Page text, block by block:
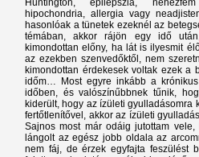
Huntington, epilepszia,
hipochondria, allergia vagy
hasonlóak a tünetek ezeknél az
témában, akkor rájön egy idő
kimondottan előny, ha lát is ilyesmit
az ezekben szenvedőktől, nem
kimondottan érdekesek voltak ezek a
időm… Most egyre inkább a
időben, és valószínűbbnek tűnik,
kiderült, hogy az ízületi gyulladásomra
fertőtlenítővel, akkor az ízületi
Sajnos most már odáig jutottam
lángolt az egész jobb oldala az
nem fáj, de érzek egyfajta feszülést